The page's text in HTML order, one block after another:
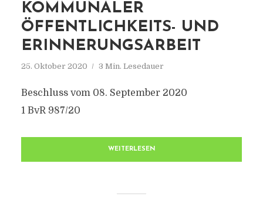
OMMUNALER Ö
FFENTLICHKEITS- UND E
RINNERUNGSARBEIT
25. Oktober 2020 3 Min. Lesedauer
Beschluss vom 08. September 2020
1 BvR 987/20
WEITERLESEN